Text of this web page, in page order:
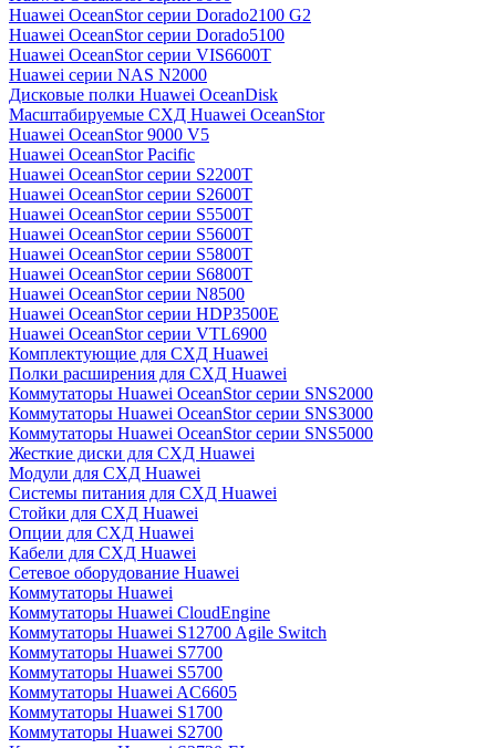
Huawei OceanStor серии Dorado2100 G2
Huawei OceanStor серии Dorado5100
Huawei OceanStor серии VIS6600T
Huawei серии NAS N2000
Дисковые полки Huawei OceanDisk
Масштабируемые СХД Huawei OceanStor
Huawei OceanStor 9000 V5
Huawei OceanStor Pacific
Huawei OceanStor серии S2200T
Huawei OceanStor серии S2600T
Huawei OceanStor серии S5500T
Huawei OceanStor серии S5600T
Huawei OceanStor серии S5800T
Huawei OceanStor серии S6800T
Huawei OceanStor серии N8500
Huawei OceanStor серии HDP3500E
Huawei OceanStor серии VTL6900
Комплектующие для СХД Huawei
Полки расширения для СХД Huawei
Коммутаторы Huawei OceanStor серии SNS2000
Коммутаторы Huawei OceanStor серии SNS3000
Коммутаторы Huawei OceanStor серии SNS5000
Жесткие диски для СХД Huawei
Модули для СХД Huawei
Системы питания для СХД Huawei
Стойки для СХД Huawei
Опции для СХД Huawei
Кабели для СХД Huawei
Сетевое оборудование Huawei
Коммутаторы Huawei
Коммутаторы Huawei CloudEngine
Коммутаторы Huawei S12700 Agile Switch
Коммутаторы Huawei S7700
Коммутаторы Huawei S5700
Коммутаторы Huawei AC6605
Коммутаторы Huawei S1700
Коммутаторы Huawei S2700